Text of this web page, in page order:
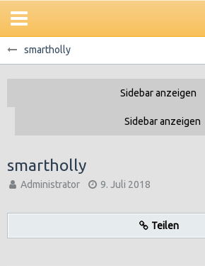
smartholly
smartholly
Administrator 9. Juli 2018
Teilen